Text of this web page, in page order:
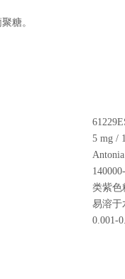
糖。
5 mg /
类紫色
易溶于
0.001-